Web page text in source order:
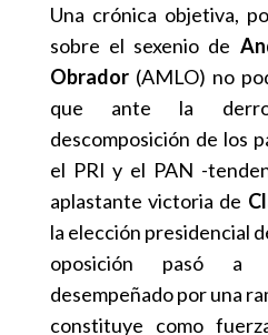
Una crónica objetiva,
sobre el sexenio de
Obrador(AMLO) no
que ante la
descomposición de los
el PRI y el PAN -
aplastante victoria de
la elección presidencial
oposición pasó a
desempeñado por una
constituye como